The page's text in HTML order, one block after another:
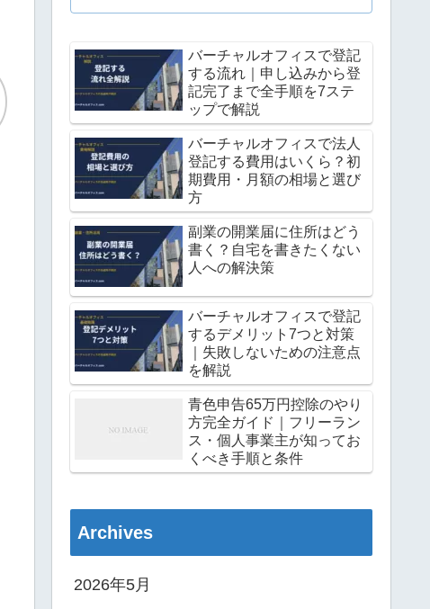
バーチャルオフィスで登記
する流れ｜申し込みから登
記完了まで全手順を7ステ
ップで解説
バーチャルオフィスで法人
登記する費用はいくら？初
期費用・月額の相場と選び
方
副業の開業届に住所はどう
書く？自宅を書きたくない
人への解決策
バーチャルオフィスで登記
するデメリット7つと対策
｜失敗しないための注意点
を解説
青色申告65万円控除のやり
方完全ガイド｜フリーラン
ス・個人事業主が知ってお
くべき手順と条件
Archives
2026年5月